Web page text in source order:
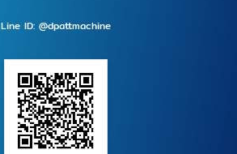
Line ID: @dpattmachine